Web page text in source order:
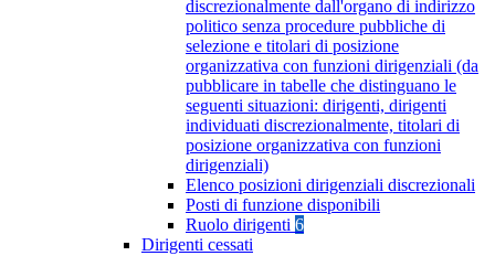
discrezionalmente dall'organo di indirizzo
politico senza procedure pubbliche di
selezione e titolari di posizione
organizzativa con funzioni dirigenziali (da
pubblicare in tabelle che distinguano le
seguenti situazioni: dirigenti, dirigenti
individuati discrezionalmente, titolari di
posizione organizzativa con funzioni
dirigenziali)
Elenco posizioni dirigenziali discrezionali
Posti di funzione disponibili
Ruolo dirigenti 6
Dirigenti cessati